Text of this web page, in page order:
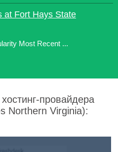
at Fort Hays State
Most Recent ...
провайдера
Northern Virginia):